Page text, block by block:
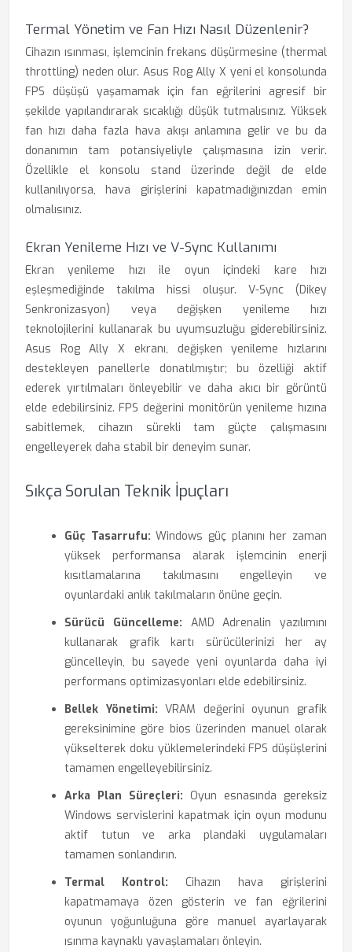
Termal Yönetim ve Fan Hızı Nasıl Düzenlenir?
Cihazın ısınması, işlemcinin frekans düşürmesine (thermal
throttling) neden olur. Asus Rog Ally X yeni el konsolunda
FPS düşüşü yaşamamak için fan eğrilerini agresif bir
şekilde yapılandırarak sıcaklığı düşük tutmalısınız. Yüksek
fan hızı daha fazla hava akışı anlamına gelir ve bu da
donanımın tam potansiyeliyle çalışmasına izin verir.
Özellikle el konsolu stand üzerinde değil de elde
kullanılıyorsa, hava girişlerini kapatmadığınızdan emin
olmalısınız.
Ekran Yenileme Hızı ve V-Sync Kullanımı
Ekran yenileme hızı ile oyun içindeki kare hızı
eşleşmediğinde takılma hissi oluşur. V-Sync (Dikey
Senkronizasyon) veya değişken yenileme hızı
teknolojilerini kullanarak bu uyumsuzluğu giderebilirsiniz.
Asus Rog Ally X ekranı, değişken yenileme hızlarını
destekleyen panellerle donatılmıştır; bu özelliği aktif
ederek yırtılmaları önleyebilir ve daha akıcı bir görüntü
elde edebilirsiniz. FPS değerini monitörün yenileme hızına
sabitlemek, cihazın sürekli tam güçte çalışmasını
engelleyerek daha stabil bir deneyim sunar.
Sıkça Sorulan Teknik İpuçları
Güç Tasarrufu: Windows güç planını her zaman
yüksek performansa alarak işlemcinin enerji
kısıtlamalarına takılmasını engelleyin ve
oyunlardaki anlık takılmaların önüne geçin.
Sürücü Güncelleme: AMD Adrenalin yazılımını
kullanarak grafik kartı sürücülerinizi her ay
güncelleyin, bu sayede yeni oyunlarda daha iyi
performans optimizasyonları elde edebilirsiniz.
Bellek Yönetimi: VRAM değerini oyunun grafik
gereksinimine göre bios üzerinden manuel olarak
yükselterek doku yüklemelerindeki FPS düşüşlerini
tamamen engelleyebilirsiniz.
Arka Plan Süreçleri: Oyun esnasında gereksiz
Windows servislerini kapatmak için oyun modunu
aktif tutun ve arka plandaki uygulamaları
tamamen sonlandırın.
Termal Kontrol: Cihazın hava girişlerini
kapatmamaya özen gösterin ve fan eğrilerini
oyunun yoğunluğuna göre manuel ayarlayarak
ısınma kaynaklı yavaşlamaları önleyin.